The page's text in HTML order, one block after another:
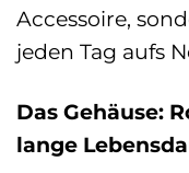
Accessoire,
jeden Tag aufs
Das Gehäuse:
lange